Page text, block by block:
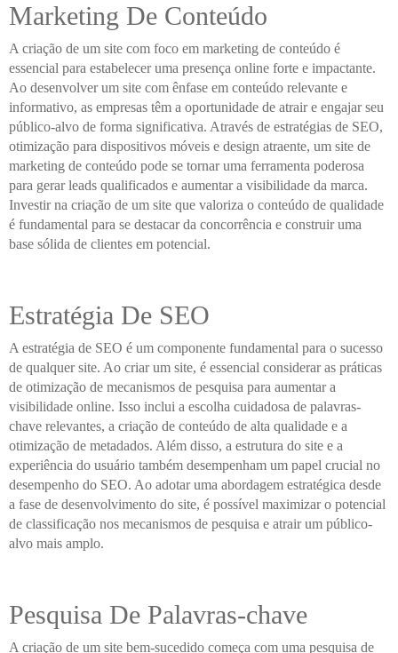
Marketing De Conteúdo
A criação de um site com foco em marketing de conteúdo é
essencial para estabelecer uma presença online forte e impactante.
Ao desenvolver um site com ênfase em conteúdo relevante e
informativo, as empresas têm a oportunidade de atrair e engajar seu
público-alvo de forma significativa. Através de estratégias de SEO,
otimização para dispositivos móveis e design atraente, um site de
marketing de conteúdo pode se tornar uma ferramenta poderosa
para gerar leads qualificados e aumentar a visibilidade da marca.
Investir na criação de um site que valoriza o conteúdo de qualidade
é fundamental para se destacar da concorrência e construir uma
base sólida de clientes em potencial.
Estratégia De SEO
A estratégia de SEO é um componente fundamental para o sucesso
de qualquer site. Ao criar um site, é essencial considerar as práticas
de otimização de mecanismos de pesquisa para aumentar a
visibilidade online. Isso inclui a escolha cuidadosa de palavras-
chave relevantes, a criação de conteúdo de alta qualidade e a
otimização de metadados. Além disso, a estrutura do site e a
experiência do usuário também desempenham um papel crucial no
desempenho do SEO. Ao adotar uma abordagem estratégica desde
a fase de desenvolvimento do site, é possível maximizar o potencial
de classificação nos mecanismos de pesquisa e atrair um público-
alvo mais amplo.
Pesquisa De Palavras-chave
A criação de um site bem-sucedido começa com uma pesquisa de